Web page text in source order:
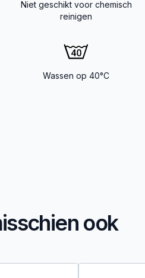
Niet geschikt voor chemisch
reinigen
Wassen op 40°C
ook